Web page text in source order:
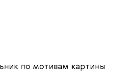
по мотивам картины